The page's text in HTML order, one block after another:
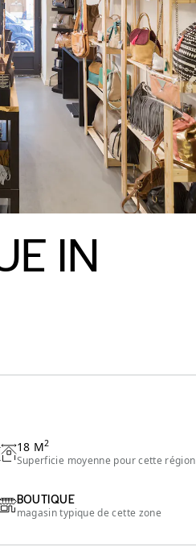
IN
18 M2
Superficie moyenne pour cette région
BOUTIQUE
magasin typique de cette zone